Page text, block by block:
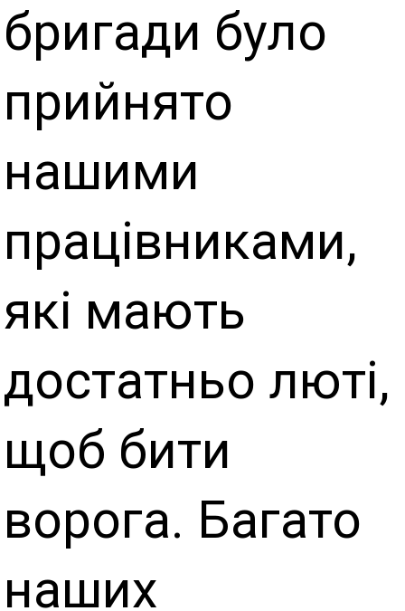
бригади було
прийнято
нашими
працівниками,
які мають
достатньо люті,
щоб бити
ворога. Багато
наших